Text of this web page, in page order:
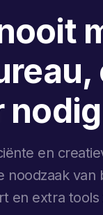
en
en extra tools